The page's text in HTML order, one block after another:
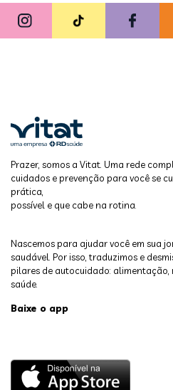
Prazer, somos a Vitat. Uma rede
cuidados e prevenção para você se
prática,
possível e que cabe na rotina.
Nascemos para ajudar você em sua
saudável. Por isso, traduzimos e
pilares de autocuidado: alimentação,
saúde.
Baixe o app